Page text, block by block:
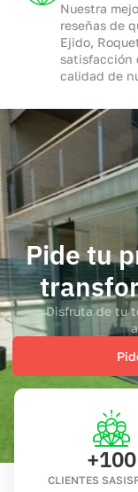
Nuestra
reseñas de
Ejido,
satisfacción
calidad de
Pide tu
Disfruta de tu
+100
CLIENTES